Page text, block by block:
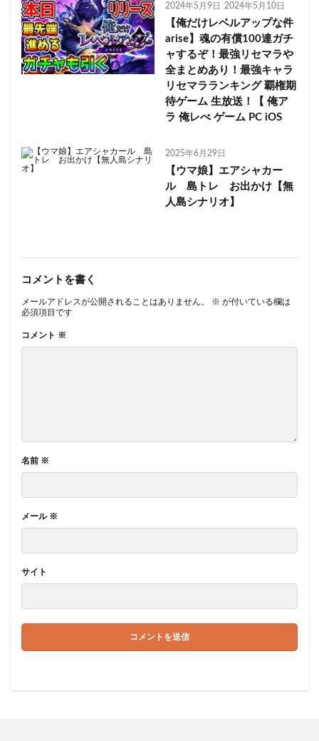
2024年5月9日 2024年5月10日
【俺だけレベルアップな件
arise】魂の有償100連ガチ
ャするぞ！最強リセマラや
全まとめあり！最強キャラ
リセマラランキング 覇権期
待ゲーム 生放送！【 俺ア
ラ 俺レべ ゲーム PC iOS
2025年6月29日
【ウマ娘】エアシャカー
ル 島トレ お出かけ【無
人島シナリオ】
コメントを書く
メールアドレスが公開されることはありません。 ※ が付いている欄は
必須項目です
コメント ※
名前 ※
メール ※
サイト